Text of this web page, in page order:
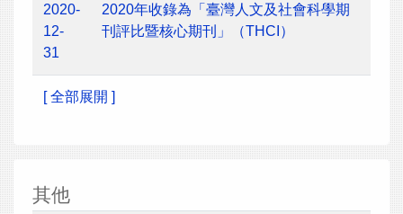
2020-
12-
31
2020年收錄為「臺灣人文及社會科學期
刊評比暨核心期刊」（THCI）
[ 全部展開 ]
其他